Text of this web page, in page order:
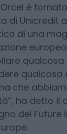
è
di Unicredit
di una
europea.
qualcosa
qualcosa
che
ha detto il
del Future